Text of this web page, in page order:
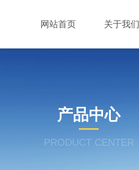
网站首页 关于我们
产品中心
PRODUCT CENTER